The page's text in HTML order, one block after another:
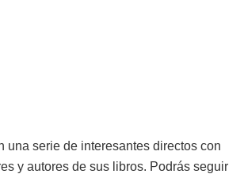
una serie de interesantes directos con
y autores de sus libros. Podrás seguir